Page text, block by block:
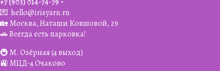
💌 hello@irisyarn.ru
🏡 Москва, Наташи Ковшовой, 29
🚗 Всегда есть парковка!
🚇 М. Озёрная (4 выход)
🚉 МЦД-4 Очаково